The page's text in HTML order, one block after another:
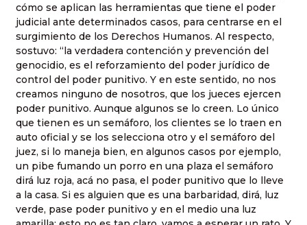
cómo se aplican las herramientas que tiene el poder
judicial ante determinados casos, para centrarse en el
surgimiento de los Derechos Humanos. Al respecto,
sostuvo: “la verdadera contención y prevención del
genocidio, es el reforzamiento del poder jurídico de
control del poder punitivo. Y en este sentido, no nos
creamos ninguno de nosotros, que los jueces ejercen
poder punitivo. Aunque algunos se lo creen. Lo único
que tienen es un semáforo, los clientes se lo traen en
auto oficial y se los selecciona otro y el semáforo del
juez, si lo maneja bien, en algunos casos por ejemplo,
un pibe fumando un porro en una plaza el semáforo
dirá luz roja, acá no pasa, el poder punitivo que lo lleve
a la casa. Si es alguien que es una barbaridad, dirá, luz
verde, pase poder punitivo y en el medio una luz